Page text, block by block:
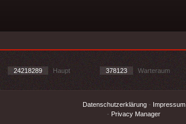
24218289 Haupt 378123 Warteraum
Datenschutzerklärung- Impressum
- Privacy Manager